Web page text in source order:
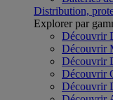
Distribution,
Explorer par
Découvrir
Découvrir
Découvrir
Découvrir
Découvrir